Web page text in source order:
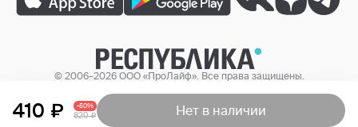
410 -50%
820 Нет в наличии
© 2006–2026 ООО «ПроЛайф». Все права защищены.